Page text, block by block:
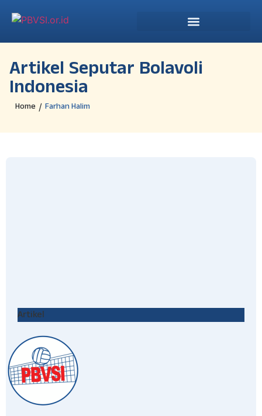
Artikel Seputar Bolavoli
Indonesia
Home / Farhan Halim
Artikel